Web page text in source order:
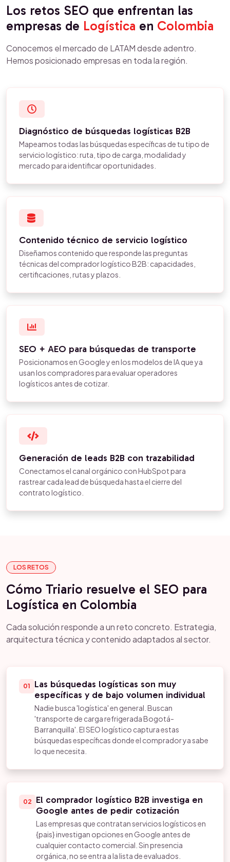
Los retos SEO que enfrentan las
empresas de Logística en Colombia
Conocemos el mercado de LATAM desde adentro.
Hemos posicionado empresas en toda la región.
Diagnóstico de búsquedas logísticas B2B
Mapeamos todas las búsquedas específicas de tu tipo de
servicio logístico: ruta, tipo de carga, modalidad y
mercado para identificar oportunidades.
Contenido técnico de servicio logístico
Diseñamos contenido que responde las preguntas
técnicas del comprador logístico B2B: capacidades,
certificaciones, rutas y plazos.
SEO + AEO para búsquedas de transporte
Posicionamos en Google y en los modelos de IA que ya
usan los compradores para evaluar operadores
logísticos antes de cotizar.
Generación de leads B2B con trazabilidad
Conectamos el canal orgánico con HubSpot para
rastrear cada lead de búsqueda hasta el cierre del
contrato logístico.
LOS RETOS
Cómo Triario resuelve el SEO para
Logística en Colombia
Cada solución responde a un reto concreto. Estrategia,
arquitectura técnica y contenido adaptados al sector.
01
Las búsquedas logísticas son muy
específicas y de bajo volumen individual
Nadie busca 'logística' en general. Buscan
'transporte de carga refrigerada Bogotá-
Barranquilla'. El SEO logístico captura estas
búsquedas específicas donde el comprador ya sabe
lo que necesita.
02
El comprador logístico B2B investiga en
Google antes de pedir cotización
Las empresas que contratan servicios logísticos en
{pais} investigan opciones en Google antes de
cualquier contacto comercial. Sin presencia
orgánica, no se entra a la lista de evaluados.